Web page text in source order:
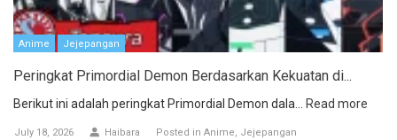
Anime Jejepangan
Peringkat Primordial Demon Berdasarkan Kekuatan di...
Berikut ini adalah peringkat Primordial Demon dala... Read more
July 18, 2026 Haibara Posted in Anime Jejepangan